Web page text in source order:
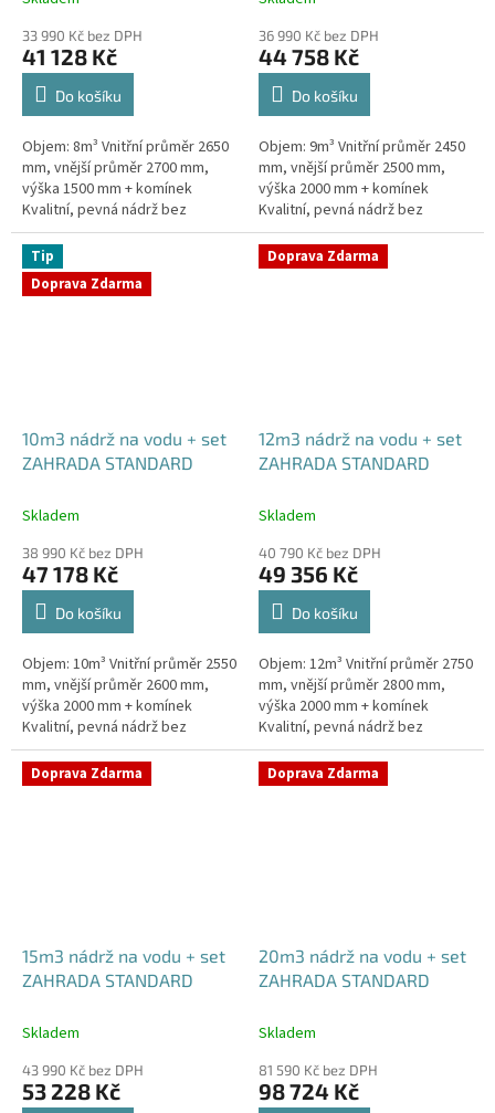
33 990 Kč bez DPH
41 128 Kč
Do košíku
Objem: 8m³ Vnitřní průměr 2650
mm, vnější průměr 2700 mm,
výška 1500 mm + komínek
Kvalitní, pevná nádrž bez
potřeby obetonování.Průměr a
umístění přítoku/ů, odtoku/ů
apod....
36 990 Kč bez DPH
44 758 Kč
Do košíku
Objem: 9m³ Vnitřní průměr 2450
mm, vnější průměr 2500 mm,
výška 2000 mm + komínek
Kvalitní, pevná nádrž bez
potřeby obetonování.Průměr a
umístění přítoku/ů, odtoku/ů
apod....
Tip
Doprava Zdarma
10m3 nádrž na vodu + set
ZAHRADA STANDARD
Skladem
38 990 Kč bez DPH
47 178 Kč
Do košíku
Objem: 10m³ Vnitřní průměr 2550
mm, vnější průměr 2600 mm,
výška 2000 mm + komínek
Kvalitní, pevná nádrž bez
potřeby obetonování.Průměr a
umístění přítoku/ů, odtoku/ů
apod....
Doprava Zdarma
12m3 nádrž na vodu + set
ZAHRADA STANDARD
Skladem
40 790 Kč bez DPH
49 356 Kč
Do košíku
Objem: 12m³ Vnitřní průměr 2750
mm, vnější průměr 2800 mm,
výška 2000 mm + komínek
Kvalitní, pevná nádrž bez
potřeby obetonování.Průměr a
umístění přítoku/ů, odtoku/ů
apod....
Doprava Zdarma
15m3 nádrž na vodu + set
ZAHRADA STANDARD
Skladem
43 990 Kč bez DPH
53 228 Kč
Doprava Zdarma
20m3 nádrž na vodu + set
ZAHRADA STANDARD
Skladem
81 590 Kč bez DPH
98 724 Kč